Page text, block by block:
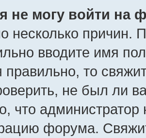
не могу войти на
несколько причин.
вводите имя
правильно, то
не был ли
что администратор
форума.